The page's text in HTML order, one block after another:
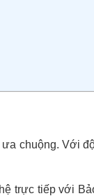
ưa chuộng. Với
trực tiếp với